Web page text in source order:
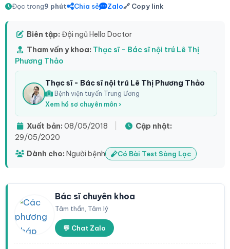
Đọc trong9 phút Chia sẻ Zalo🔗 Copy link
Biên tập: Đội ngũ Hello Doctor
Tham vấn y khoa: Thạc sĩ - Bác sĩ nội trú Lê Thị
Phương Thảo
Thạc sĩ - Bác sĩ nội trú Lê Thị Phương Thảo
Bệnh viện tuyến Trung Ương
Xem hồ sơ chuyên môn ›
Xuất bản: 08/05/2018
Cập nhật:
29/05/2020
Dành cho: Người bệnh Có Bài Test Sàng Lọc
Bác sĩ chuyên khoa
Tâm thần, Tâm lý
💬 Chat Zalo